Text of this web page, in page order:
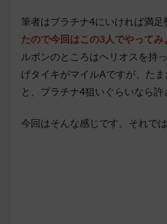
筆者はプラチナ4にいければ満足
たので今回はこの3人でやって
ルボンのところはヘリオスを持
げタイキがマイルAですが、た
と、プラチナ4狙いぐらいなら許
今回はそんな感じです。それでは